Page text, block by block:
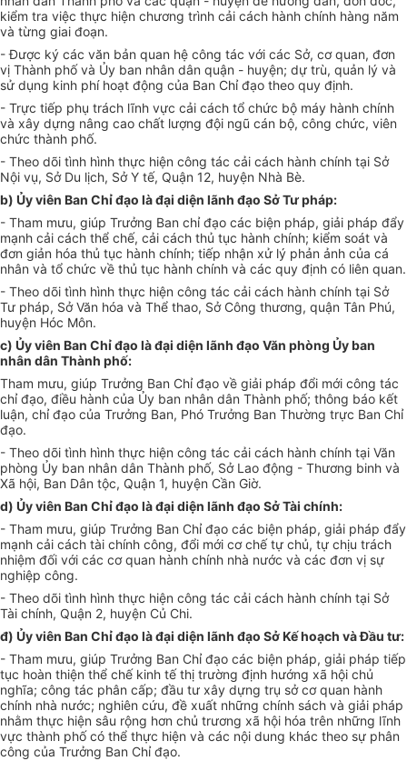
kiểm tra việc thực hiện chương trình cải cách hành chính hàng năm
và từng giai đoạn.
- Được ký các văn bản quan hệ công tác với các Sở, cơ quan, đơn
vị Thành phốvà Ủy ban nhân dân quận - huyện; dự trù, quản lý và
sử dụng kinh phí hoạt động của Ban Chỉ đạo theo quy định.
- Trực tiếp phụ trách lĩnh vực cải cách tổ chức bộ máy hành chính
và xây dựng nâng cao chất lượng đội ngũ cán bộ, công chức, viên
chức thành phố.
- Theo dõi tình hình thực hiện công tác cải cách hành chính tại Sở
Nội vụ, Sở Du lịch, Sở Y tế, Quận 12, huyện Nhà Bè.
b) Ủy viên Ban Chỉ đạo là đại diện lãnh đạo Sở Tư pháp:
- Tham mưu, giúp Trưởng Ban chỉ đạo các biện pháp, giải pháp đẩy
mạnh cải cách thể chế, cải cách thủ tục hành chính; kiểm soát và
đơn giản hóa thủ tục hành chính; tiếp nhận xử lý phản ảnh của cá
nhân và tổ chức về thủ tục hành chính và các quy định có liên quan.
- Theo dõi tình hình thực hiện công tác cải cách hành chính tại Sở
Tư pháp, Sở Văn hóa và Thể thao, Sở Công thương, quận Tân Phú,
huyện Hóc Môn.
c) Ủy viên Ban Chỉ đạo là đại diện lãnh đạo Văn phòng Ủy ban
nhân dân Thành phố:
Tham mưu, giúp Trưởng Ban Chỉ đạo về giải pháp đổi mới công tác
chỉ đạo, điều hành của Ủy ban nhân dân Thành phố; thông báo kết
luận, chỉ đạo của Trưởng Ban, Phó Trưởng Ban Thường trực Ban Chỉ
đạo.
- Theo dõi tình hình thực hiện công tác cải cách hành chính tại Văn
phòng Ủy ban nhân dân Thành phố, Sở Lao động - Thương binh và
Xã hội, Ban Dân tộc, Quận 1, huyện Cần Giờ.
d) Ủy viên Ban Chỉ đạo là đại diện lãnh đạo Sở Tài chính:
- Tham mưu, giúp Trưởng Ban Chỉ đạo các biện pháp, giải pháp đẩy
mạnh cải cách tài chính công, đổi mới cơ chế tự chủ, tự chịu trách
nhiệm đối với các cơ quan hành chính nhà nước và các đơn vị sự
nghiệp công.
- Theo dõi tình hình thực hiện công tác cải cách hành chính tại Sở
Tài chính, Quận 2, huyện Củ Chi.
đ) Ủy viên Ban Chỉ đạo làđại diện lãnh đạo Sở Kế hoạch và Đầu tư:
- Tham mưu, giúp Trưởng Ban Chỉ đạo các biện pháp, giải pháp tiếp
tục hoàn thiện thể chế kinh tế thị trường định hướng xã hội chủ
nghĩa; công tác phân cấp; đầu tư xây dựng trụ sở cơ quan hành
chính nhà nước; nghiên cứu, đề xuất những chính sách và giải pháp
nhằm thực hiện sâu rộng hơn chủ trương xã hội hóa trên những lĩnh
vực thành phố có thể thực hiện và các nội dung khác theo sự phân
công của Trưởng Ban Chỉ đạo.